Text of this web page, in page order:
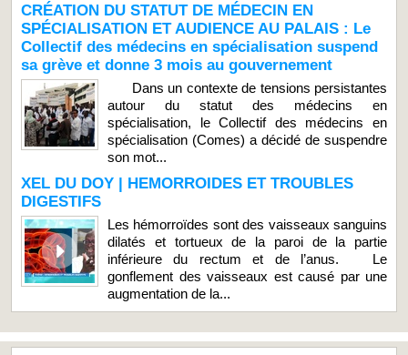
CRÉATION DU STATUT DE MÉDECIN EN
SPÉCIALISATION ET AUDIENCE AU PALAIS : Le
Collectif des médecins en spécialisation suspend
sa grève et donne 3 mois au gouvernement
Dans un contexte de tensions persistantes
autour du statut des médecins en
spécialisation, le Collectif des médecins en
spécialisation (Comes) a décidé de suspendre
son mot...
XEL DU DOY | HEMORROIDES ET TROUBLES
DIGESTIFS
Les hémorroïdes sont des vaisseaux sanguins
dilatés et tortueux de la paroi de la partie
inférieure du rectum et de l’anus. Le
gonflement des vaisseaux est causé par une
augmentation de la...